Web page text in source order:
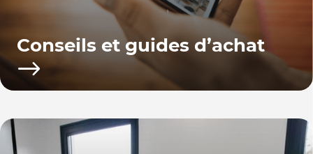
Conseils et guides d’achat